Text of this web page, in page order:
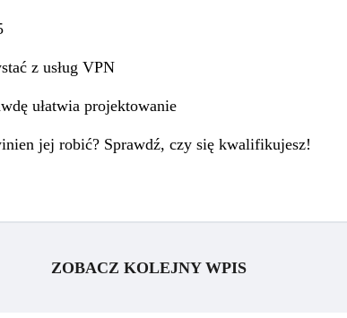
z usług VPN
ułatwia projektowanie
jej robić? Sprawdź, czy się kwalifikujesz!
ZOBACZ KOLEJNY WPIS